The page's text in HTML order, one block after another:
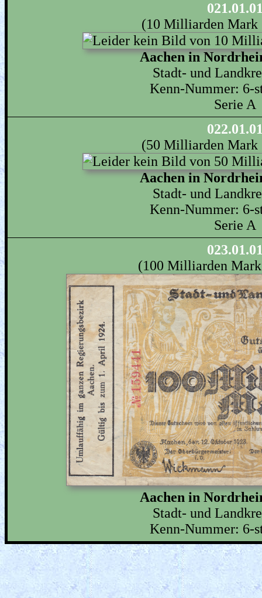
(10 Milliarden Mark
Aachen in
Stadt- und
Kenn-Nummer: 6-
Serie A
(50 Milliarden Mark
Aachen in
Stadt- und
Kenn-Nummer: 6-
Serie A
(100 Milliarden
Aachen in
Stadt- und
Kenn-Nummer: 6-